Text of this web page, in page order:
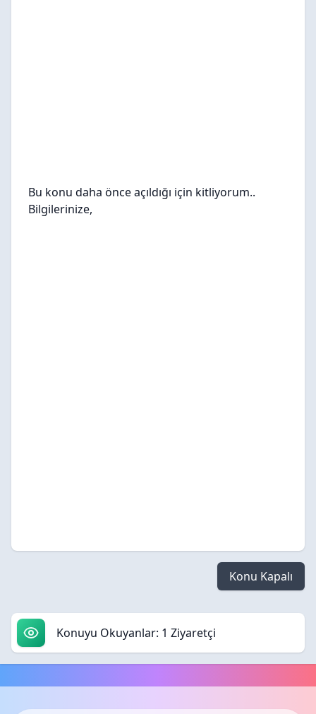
Bu konu daha önce açıldığı için kitliyorum..
Bilgilerinize,
Konu Kapalı
Konuyu Okuyanlar: 1 Ziyaretçi